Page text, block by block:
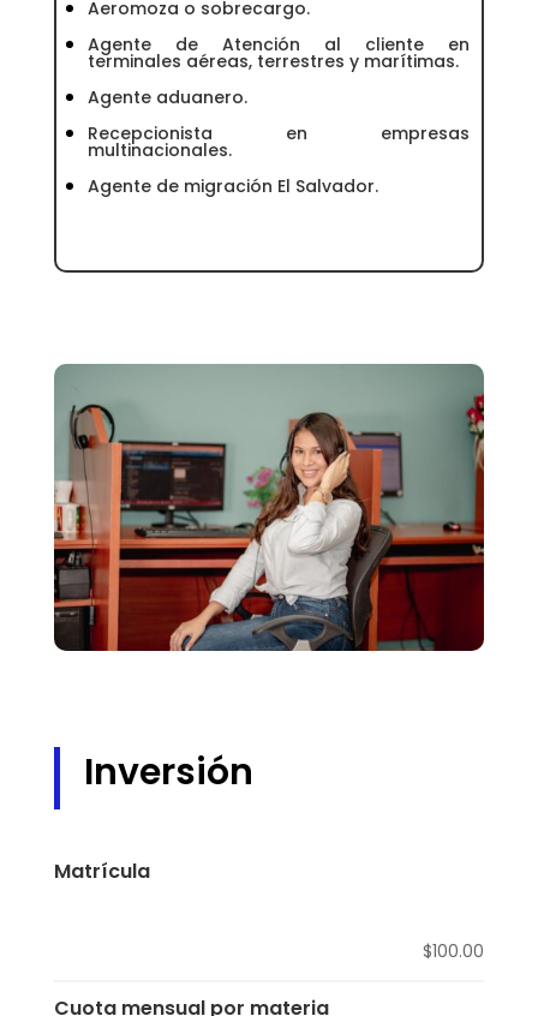
Aeromoza o sobrecargo.
Agente de Atención al cliente en
terminales aéreas, terrestres y marítimas.
Agente aduanero.
Recepcionista en empresas
multinacionales.
Agente de migración El Salvador.
Inversión
Matrícula
$100.00
Cuota mensual por materia